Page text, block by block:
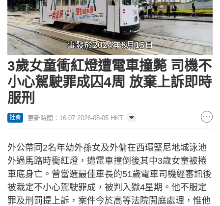
Unmute Loaded:
100.00%
3歲女童衝紅燈遭電車撞斃 司機不
小心駕駛罪成囚4周 放棄上訴即時
服刑
社會 更新時間：16:07 2026-08-05 HKT
外公帶同2名年幼外孫女及外傭在西環堅尼地城泳池
外過馬路時衝紅燈，遭電車撞倒後其中3歲女童被捲
車底身亡。曾當選最佳車長的51歲電車司機經審訊後
被裁定不小心駕駛罪成，被判入獄4星期。他不服定
罪及刑罰提上訴，案件今於高等法院開庭處理，惟他